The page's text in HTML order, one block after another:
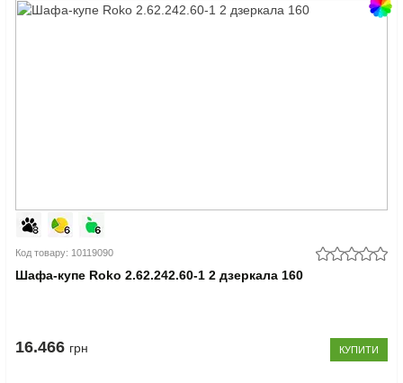
Код товару: 10119090
Шафа-купе Roko 2.62.242.60-1 2 дзеркала 160
16.466 грн КУПИТИ